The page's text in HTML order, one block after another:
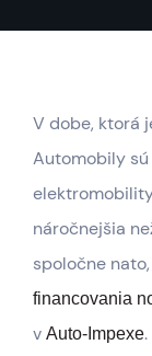
V dobe, ktorá
Automobily
náročnejšia
spoločne
financovania
v Auto-Impexe.